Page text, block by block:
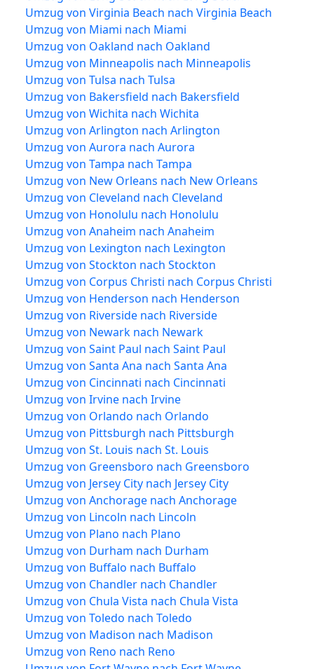
Umzug von Virginia Beach nach Virginia Beach
Umzug von Miami nach Miami
Umzug von Oakland nach Oakland
Umzug von Minneapolis nach Minneapolis
Umzug von Tulsa nach Tulsa
Umzug von Bakersfield nach Bakersfield
Umzug von Wichita nach Wichita
Umzug von Arlington nach Arlington
Umzug von Aurora nach Aurora
Umzug von Tampa nach Tampa
Umzug von New Orleans nach New Orleans
Umzug von Cleveland nach Cleveland
Umzug von Honolulu nach Honolulu
Umzug von Anaheim nach Anaheim
Umzug von Lexington nach Lexington
Umzug von Stockton nach Stockton
Umzug von Corpus Christi nach Corpus Christi
Umzug von Henderson nach Henderson
Umzug von Riverside nach Riverside
Umzug von Newark nach Newark
Umzug von Saint Paul nach Saint Paul
Umzug von Santa Ana nach Santa Ana
Umzug von Cincinnati nach Cincinnati
Umzug von Irvine nach Irvine
Umzug von Orlando nach Orlando
Umzug von Pittsburgh nach Pittsburgh
Umzug von St. Louis nach St. Louis
Umzug von Greensboro nach Greensboro
Umzug von Jersey City nach Jersey City
Umzug von Anchorage nach Anchorage
Umzug von Lincoln nach Lincoln
Umzug von Plano nach Plano
Umzug von Durham nach Durham
Umzug von Buffalo nach Buffalo
Umzug von Chandler nach Chandler
Umzug von Chula Vista nach Chula Vista
Umzug von Toledo nach Toledo
Umzug von Madison nach Madison
Umzug von Reno nach Reno